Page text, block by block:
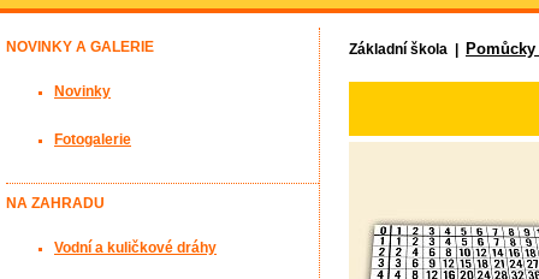
Základní škola |
NOVINKY A GALERIE
Novinky
Fotogalerie
NA ZAHRADU
Vodní a kuličkové dráhy